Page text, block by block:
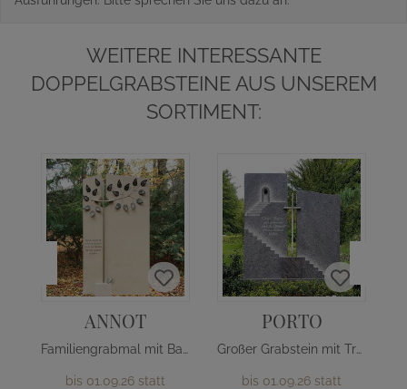
WEITERE INTERESSANTE
DOPPELGRABSTEINE AUS UNSEREM
SORTIMENT:
ANNOT
Familiengrabmal mit Baum Design
bis 01.09.26 statt
PORTO
Großer Grabstein mit Treppe & Kreuz
bis 01.09.26 statt